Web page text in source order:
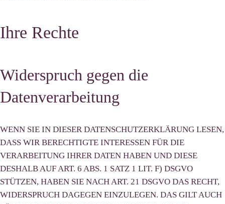
Ihre Rechte
Widerspruch gegen die
Datenverarbeitung
WENN SIE IN DIESER DATENSCHUTZERKLÄRUNG LESEN,
DASS WIR BERECHTIGTE INTERESSEN FÜR DIE
VERARBEITUNG IHRER DATEN HABEN UND DIESE
DESHALB AUF ART. 6 ABS. 1 SATZ 1 LIT. F) DSGVO
STÜTZEN, HABEN SIE NACH ART. 21 DSGVO DAS RECHT,
WIDERSPRUCH DAGEGEN EINZULEGEN. DAS GILT AUCH